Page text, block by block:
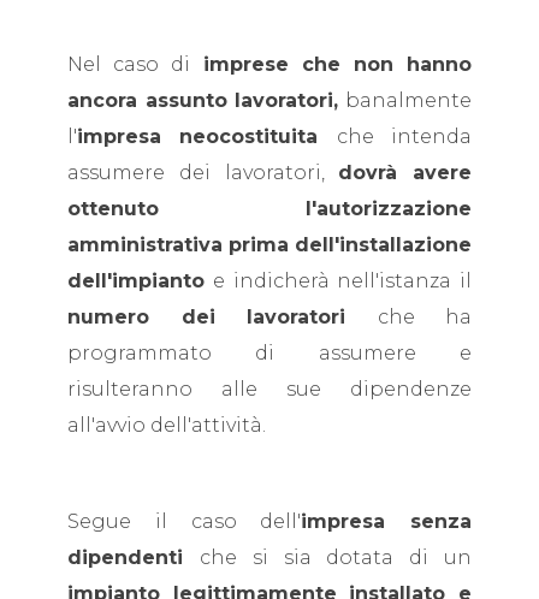
Nel caso di imprese che non hanno
ancora assunto lavoratori, banalmente
l'impresa neocostituita che intenda
assumere dei lavoratori, dovrà avere
ottenuto l'autorizzazione
amministrativa prima dell'installazione
dell'impianto e indicherà nell'istanza il
numero dei lavoratori che ha
programmato di assumere e
risulteranno alle sue dipendenze
all'avvio dell'attività.
Segue il caso dell'impresa senza
dipendenti che si sia dotata di un
impianto legittimamente installato e